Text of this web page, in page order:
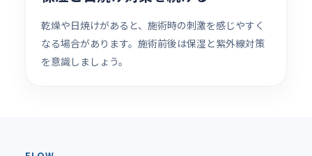
乾燥や日焼けがあると、施術時の刺激を感じやすく
なる場合があります。施術前後は保湿と紫外線対策
を意識しましょう。